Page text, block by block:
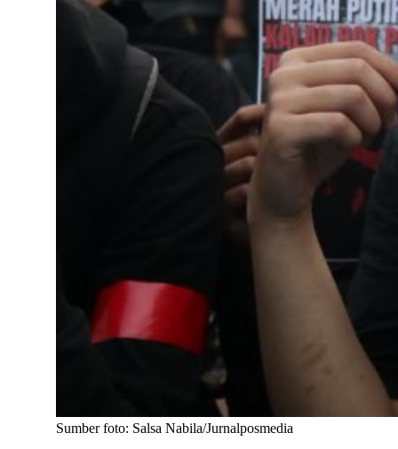
Sumber foto: Salsa Nabila/Jurnalposmedia